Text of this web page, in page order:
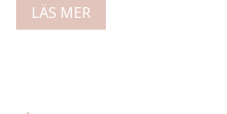
LÄS MER